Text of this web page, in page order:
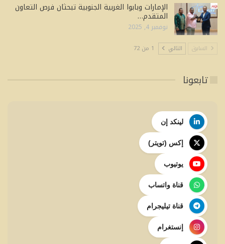
الإمارات وبابوا الغربية الجنوبية تبحثان فرص التعاون
المتقدم…
نوفمبر 4, 2025
السابق التالي 1 من 72
تابعونا
لينكد إن
إكس (تويتر)
يوتيوب
قناة واتساب
قناة تيليجرام
إنستغرام